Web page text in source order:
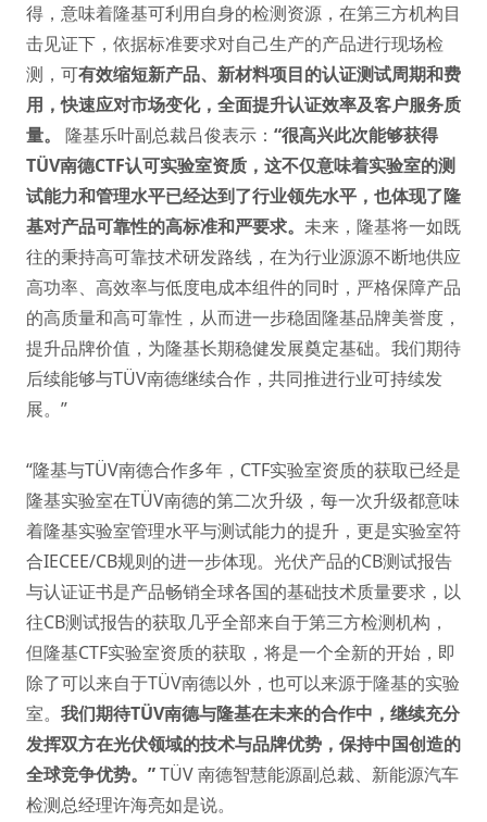
得，意味着隆基可利用自身的检测资源，在第三方机构目
击见证下，依据标准要求对自己生产的产品进行现场检
测，可有效缩短新产品、新材料项目的认证测试周期和费
用，快速应对市场变化，全面提升认证效率及客户服务质
量。
隆基乐叶副总裁吕俊表示： “很高兴此次能够获得
TÜV南德CTF认可实验室资质，这不仅意味着实验室的测
试能力和管理水平已经达到了行业领先水平，也体现了隆
基对产品可靠性的高标准和严要求。 未来，隆基将一如既
往的秉持高可靠技术研发路线，在为行业源源不断地供应
高功率、高效率与低度电成本组件的同时，严格保障产品
的高质量和高可靠性，从而进一步稳固隆基品牌美誉度，
提升品牌价值，为隆基长期稳健发展奠定基础。我们期待
后续能够与TÜV南德继续合作，共同推进行业可持续发
展。”
“隆基与TÜV南德合作多年，CTF实验室资质的获取已经是
隆基实验室在TÜV南德的第二次升级，每一次升级都意味
着隆基实验室管理水平与测试能力的提升，更是实验室符
合IECEE/CB规则的进一步体现。光伏产品的CB测试报告
与认证证书是产品畅销全球各国的基础技术质量要求，以
往CB测试报告的获取几乎全部来自于第三方检测机构，
但隆基CTF实验室资质的获取，将是一个全新的开始，即
除了可以来自于TÜV南德以外，也可以来源于隆基的实验
室。 我们期待TÜV南德与隆基在未来的合作中，继续充分
发挥双方在光伏领域的技术与品牌优势，保持中国创造的
全球竞争优势。”TÜV 南德智慧能源副总裁、新能源汽车
检测总经理许海亮如是说。 ​